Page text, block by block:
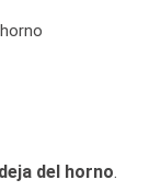
del horno.